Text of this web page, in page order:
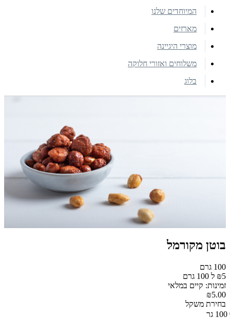
המיוחדים שלנו
מארזים
מוצרי היגיינה
משלוחים ואזורי חלוקה
בלוג
בוטן מקורמל
100 גרם
₪5 ל 100 גרם
זמינות: קיים במלאי
₪5.00
בחירת משקל
100 גר